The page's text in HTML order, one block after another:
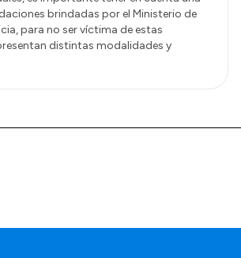
brindadas por el Ministerio de
para no ser víctima de estas
distintas modalidades y